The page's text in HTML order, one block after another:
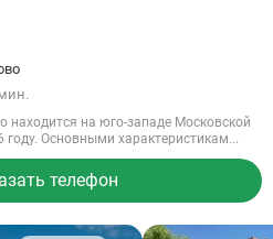
находится на юго-западе Московской
Основными характеристикам...
телефон